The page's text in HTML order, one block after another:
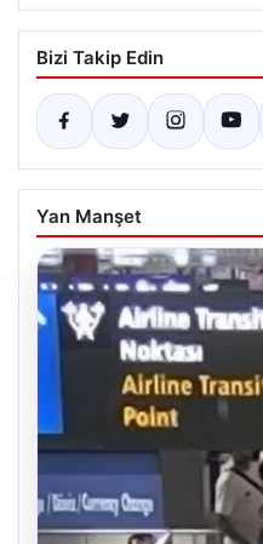
Bizi Takip Edin
Yan Manşet